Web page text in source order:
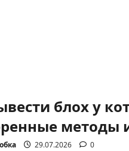
блох у
методы
29.07.2026 0